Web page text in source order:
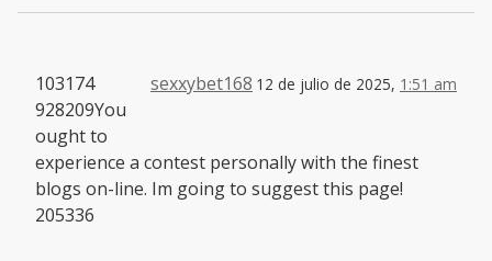
sexxybet168 12 de julio de 2025, 1:51 am
103174
928209You
ought to
experience a contest personally with the finest
blogs on-line. Im going to suggest this page!
205336